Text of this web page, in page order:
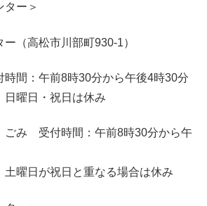
ター＞
（高松市川部町930-1）
間：午前8時30分から午後4時30分
日曜日・祝日は休み
ごみ 受付時間：午前8時30分から午
土曜日が祝日と重なる場合は休み